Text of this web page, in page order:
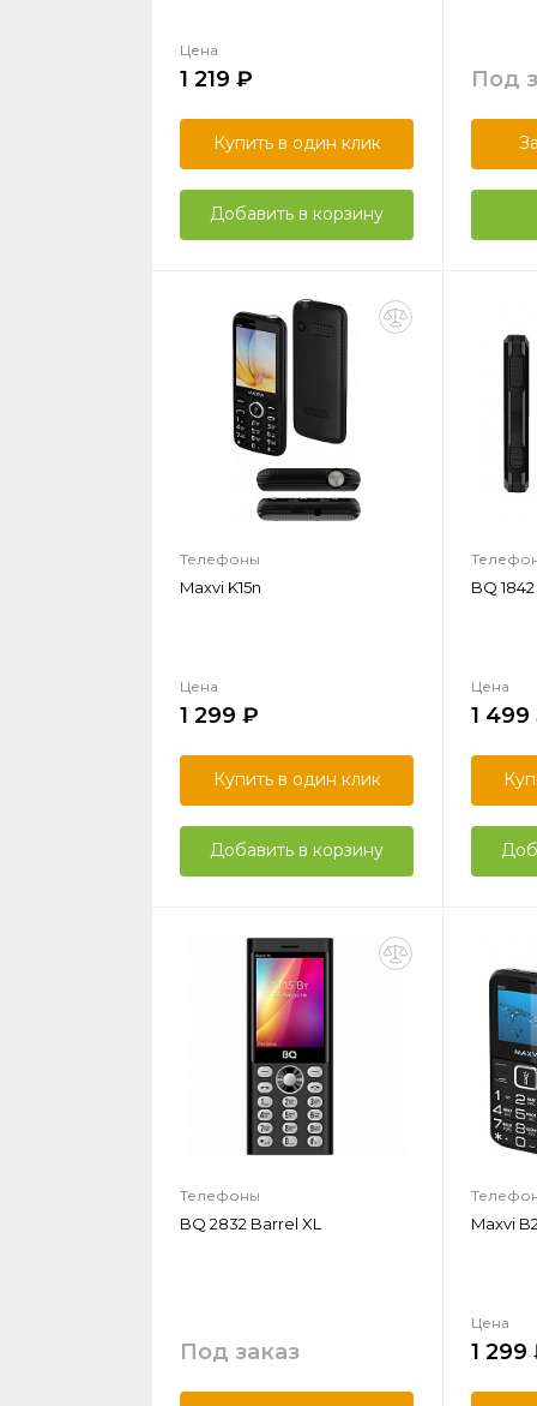
Цена
1 219
Купить в один клик
Добавить в корзину
Под
Телефоны
Maxvi K15n
Цена
1 299
Купить в один клик
Добавить в корзину
BQ
Цена
1 499
Телефоны
BQ 2832 Barrel XL
Под заказ
Maxvi
Цена
1 299